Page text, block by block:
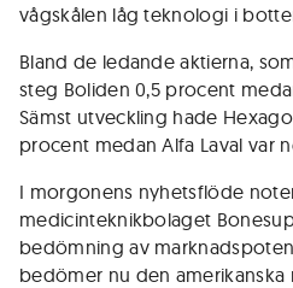
vågskålen låg teknologi i
Bland de ledande aktierna,
steg Boliden 0,5 procent
Sämst utveckling hade
procent medan Alfa Laval var
I morgonens nyhetsflöde
medicinteknikbolaget
bedömning av
bedömer nu den